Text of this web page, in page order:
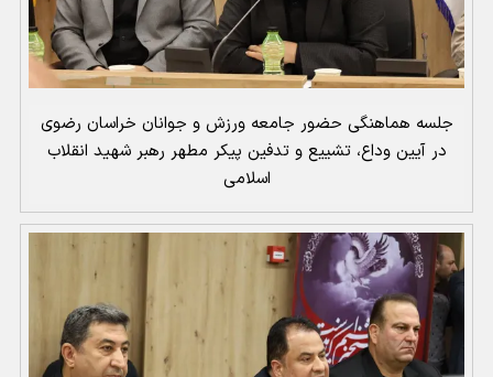
جلسه هماهنگی حضور جامعه ورزش و جوانان خراسان رضوی
در آیین وداع، تشییع و تدفین پیکر مطهر رهبر شهید انقلاب
اسلامی